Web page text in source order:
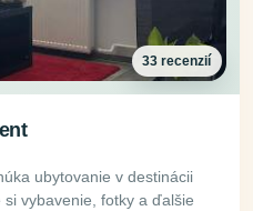
33 recenzií
ubytovanie v destinácii
vybavenie, fotky a ďalšie